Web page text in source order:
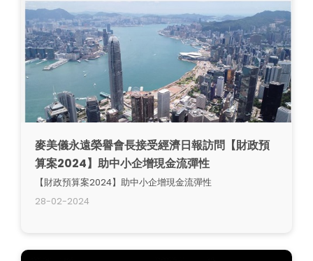
麥美儀永遠榮譽會長接受經濟日報訪問【財政預
算案2024】助中小企增現金流彈性
【財政預算案2024】助中小企增現金流彈性
28-02-2024